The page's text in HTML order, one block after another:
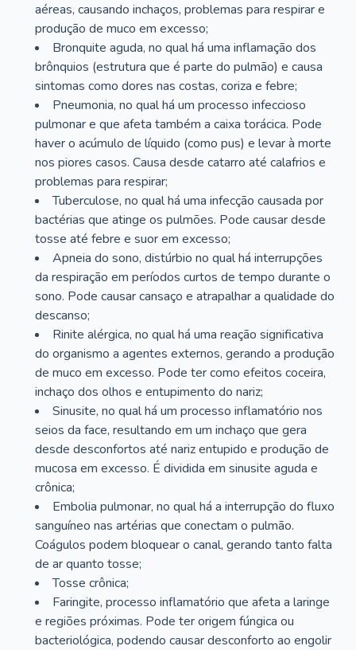
aéreas, causando inchaços, problemas para respirar e
produção de muco em excesso;
Bronquite aguda, no qual há uma inflamação dos
brônquios (estrutura que é parte do pulmão) e causa
sintomas como dores nas costas, coriza e febre;
Pneumonia, no qual há um processo infeccioso
pulmonar e que afeta também a caixa torácica. Pode
haver o acúmulo de líquido (como pus) e levar à morte
nos piores casos. Causa desde catarro até calafrios e
problemas para respirar;
Tuberculose, no qual há uma infecção causada por
bactérias que atinge os pulmões. Pode causar desde
tosse até febre e suor em excesso;
Apneia do sono, distúrbio no qual há interrupções
da respiração em períodos curtos de tempo durante o
sono. Pode causar cansaço e atrapalhar a qualidade do
descanso;
Rinite alérgica, no qual há uma reação significativa
do organismo a agentes externos, gerando a produção
de muco em excesso. Pode ter como efeitos coceira,
inchaço dos olhos e entupimento do nariz;
Sinusite, no qual há um processo inflamatório nos
seios da face, resultando em um inchaço que gera
desde desconfortos até nariz entupido e produção de
mucosa em excesso. É dividida em sinusite aguda e
crônica;
Embolia pulmonar, no qual há a interrupção do fluxo
sanguíneo nas artérias que conectam o pulmão.
Coágulos podem bloquear o canal, gerando tanto falta
de ar quanto tosse;
Tosse crônica;
Faringite, processo inflamatório que afeta a laringe
e regiões próximas. Pode ter origem fúngica ou
bacteriológica, podendo causar desconforto ao engolir